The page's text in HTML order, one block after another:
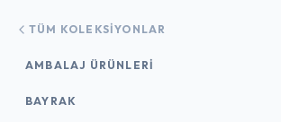
TÜM KOLEKSIYONLAR
AMBALAJ ÜRÜNLERI
BAYRAK